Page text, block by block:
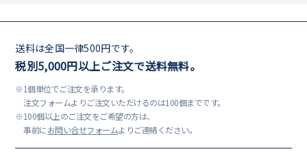
送料は全国一律500円です。
税別5,000円以上ご注文で送料無料。
※1個単位でご注文を承ります。
注文フォームよりご注文いただけるのは100個までです。
※100個以上のご注文をご希望の方は、
事前にお問い合せフォームよりご連絡ください。